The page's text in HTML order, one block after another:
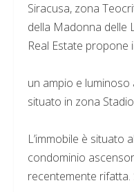
Siracusa, zona
della Madonna delle
Real Estate propone
un ampio e
situato in zona
L’immobile è situato
condominio
recentemente rifatta.